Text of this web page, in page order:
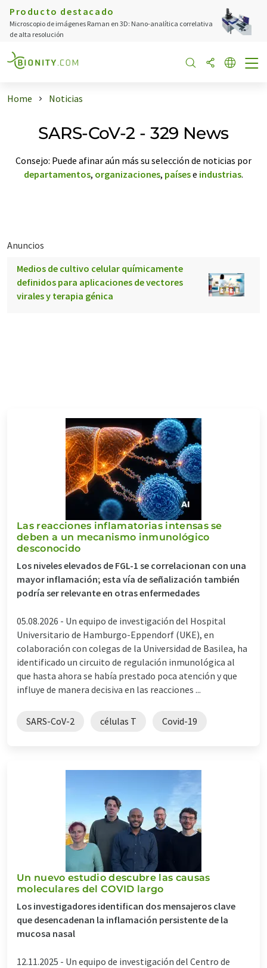
Producto destacado
Microscopio de imágenes Raman en 3D: Nano-analítica correlativa
de alta resolución
Home Noticias
SARS-CoV-2 - 329 News
Consejo: Puede afinar aún más su selección de noticias por
departamentos, organizaciones, paísese industrias.
Anuncios
Medios de cultivo celular químicamente
definidos para aplicaciones de vectores
virales y terapia génica
Las reacciones inflamatorias intensas se
deben a un mecanismo inmunológico
desconocido
Los niveles elevados de FGL-1 se correlacionan con una
mayor inflamación; esta vía de señalización también
podría ser relevante en otras enfermedades
05.08.2026 - Un equipo de investigación del Hospital
Universitario de Hamburgo-Eppendorf (UKE), en
colaboración con colegas de la Universidad de Basilea, ha
identificado un circuito de regulación inmunológica al
que hasta ahora se había prestado poca atención y que
influye de manera decisiva en las reacciones ...
SARS-CoV-2 células T Covid-19
Un nuevo estudio descubre las causas
moleculares del COVID largo
Los investigadores identifican dos mensajeros clave
que desencadenan la inflamación persistente de la
mucosa nasal
12.11.2025 - Un equipo de investigación del Centro de